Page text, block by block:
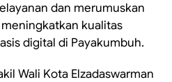
dan merumuskan
kualitas
digital di Payakumbuh.
Wali Kota Elzadaswarman